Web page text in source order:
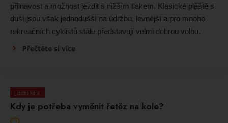
přilnavost a možnost jezdit s nižším tlakem. Klasické pláště s
duší jsou však jednodušší na údržbu, levnější a pro mnoho
rekreačních cyklistů stále představují velmi dobrou volbu.
Přečtěte si více
Jízdní kola
Kdy je potřeba vyměnit řetěz na kole?